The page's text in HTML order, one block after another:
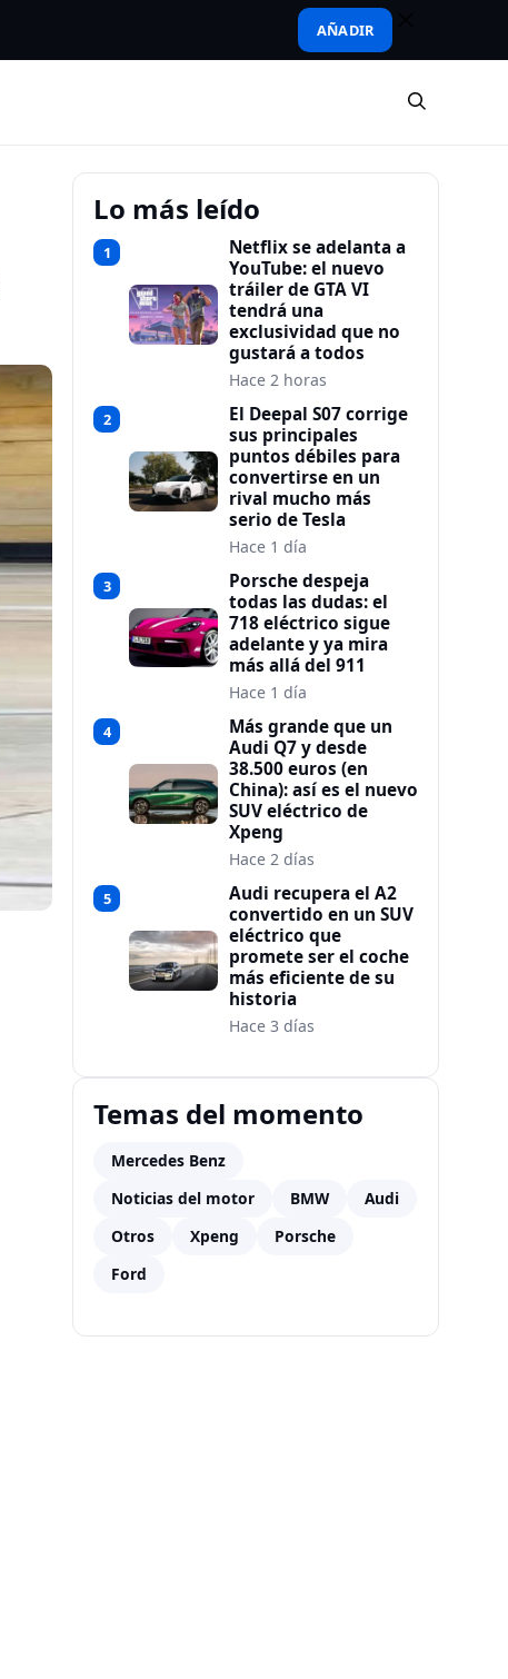
AÑADIR
Lo más leído
1
Netflix se adelanta a
YouTube: el nuevo
tráiler de GTA VI
tendrá una
exclusividad que no
gustará a todos
Hace 2 horas
2
El Deepal S07 corrige
sus principales
puntos débiles para
convertirse en un
rival mucho más
serio de Tesla
Hace 1 día
3
Porsche despeja
todas las dudas: el
718 eléctrico sigue
adelante y ya mira
más allá del 911
Hace 1 día
4
Más grande que un
Audi Q7 y desde
38.500 euros (en
China): así es el nuevo
SUV eléctrico de
Xpeng
Hace 2 días
5
Audi recupera el A2
convertido en un SUV
eléctrico que
promete ser el coche
más eficiente de su
historia
Hace 3 días
Temas del momento
Mercedes Benz
Noticias del motor
BMW
Audi
Otros
Xpeng
Porsche
Ford